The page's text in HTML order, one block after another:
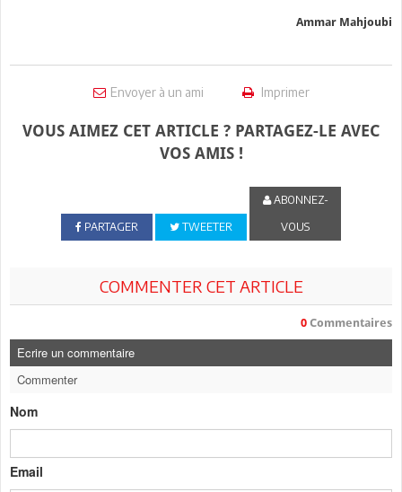
Ammar Mahjoubi
Envoyer à un ami Imprimer
VOUS AIMEZ CET ARTICLE ? PARTAGEZ-LE AVEC
VOS AMIS !
PARTAGER TWEETER
ABONNEZ-
VOUS
COMMENTER CET ARTICLE
0 Commentaires
Ecrire un commentaire
Commenter
Nom
Email